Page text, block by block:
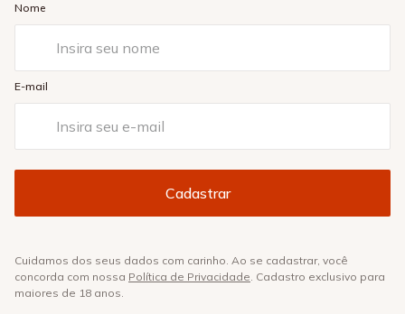
Nome
E-mail
Cuidamos dos seus dados com carinho. Ao se cadastrar, você
concorda com nossa Política de Privacidade. Cadastro exclusivo para
maiores de 18 anos.